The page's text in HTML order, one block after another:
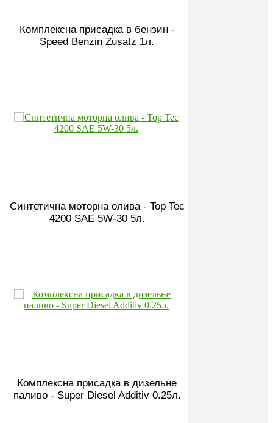
Комплексна присадка в бензин -
Speed Benzin Zusatz 1л.
Синтетична моторна олива - Top Tec
4200 SAE 5W-30 5л.
Комплексна присадка в дизельне
паливо - Super Diesel Additiv 0.25л.